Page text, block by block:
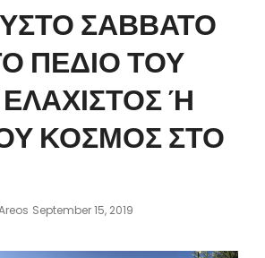
ΣΑΒΒΑΤΟ
ΠΕΔΙΟ ΤΟΥ
Ή
ΚΟΣΜΟΣ ΣΤΟ
Posted
September 15, 2019